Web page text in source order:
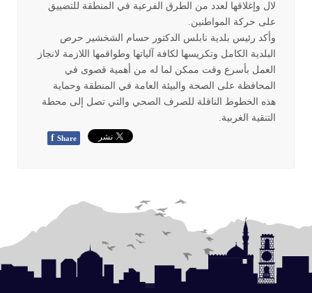
لال وإغلاقها لعدد من الطرق الفرعية في المنطقة للتضييق
على حركة المواطنين
وأكد رئيس بلدية نابلس الدكتور حسام الشخشير حرص
البلدية الكامل وتكريسها لكافة آلياتها وطواقمها اللازمة لانجاز
العمل بأسرع وقت ممكن لما له من أهمية قصوى في
المحافظة على الصحة والبيئة العامة في المنطقة وحماية
هذه الخطوط الناقلة للصرف الصحي والتي تصل إلى محطة
التنقية الغربية
f Share